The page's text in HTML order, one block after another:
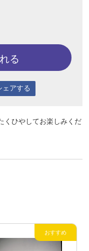
る
ェアする
くひやしてお楽しみくだ